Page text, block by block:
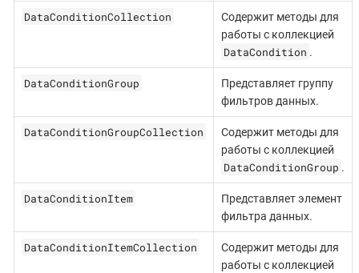
DataConditionCollection
Содержит методы для
работы с коллекцией
DataCondition .
DataConditionGroup
Представляет группу
фильтров данных.
DataConditionGroupCollection
Содержит методы для
работы с коллекцией
DataConditionGroup .
DataConditionItem
Представляет элемент
фильтра данных.
DataConditionItemCollection
Содержит методы для
работы с коллекцией